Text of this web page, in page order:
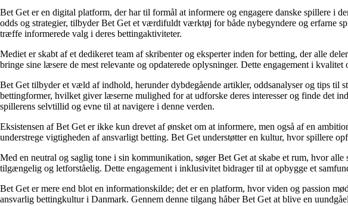
Bet Get er en digital platform, der har til formål at informere og engagere danske spillere i
odds og strategier, tilbyder Bet Get et værdifuldt værktøj for både nybegyndere og erfarne
træffe informerede valg i deres bettingaktiviteter.
Mediet er skabt af et dedikeret team af skribenter og eksperter inden for betting, der alle
bringe sine læsere de mest relevante og opdaterede oplysninger. Dette engagement i
Bet Get tilbyder et væld af indhold, herunder dybdegående artikler, oddsanalyser og tips til
bettingformer, hvilket giver læserne mulighed for at udforske deres interesser og finde det
spillerens selvtillid og evne til at navigere i denne verden.
Eksistensen af Bet Get er ikke kun drevet af ønsket om at informere, men også af en
understrege vigtigheden af ansvarligt betting. Bet Get understøtter en kultur, hvor spillere
Med en neutral og saglig tone i sin kommunikation, søger Bet Get at skabe et rum, hvor
tilgængelig og letforståelig. Dette engagement i inklusivitet bidrager til at opbygge et
Bet Get er mere end blot en informationskilde; det er en platform, hvor viden og passion
ansvarlig bettingkultur i Danmark. Gennem denne tilgang håber Bet Get at blive en